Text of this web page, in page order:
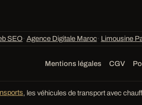
SEO· Agence Digitale Maroc· Limousine
Mentions légales CGV
, les véhicules de transport avec